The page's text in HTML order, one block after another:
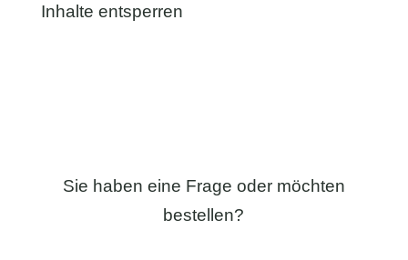
Inhalte entsperren
Sie haben eine Frage oder möchten
bestellen?